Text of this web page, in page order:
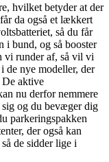
hvilket betyder at der
da også et lækkert
så du får
i bund, og så booster
vi runder af, så vil vi
de nye modeller, der
aktive
nu derfor nemmere
sig og du bevæger dig
parkeringspakken
der også kan
de sidder lige i